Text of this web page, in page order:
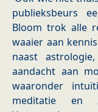
publieksbeurs
Bloom trok alle
waaier aan
naast
aandacht aan
waaronder
meditatie en